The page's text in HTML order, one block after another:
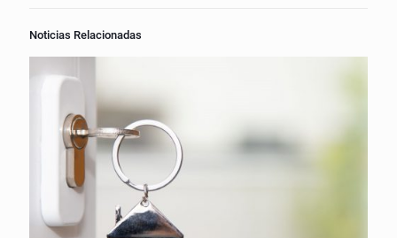
Noticias Relacionadas